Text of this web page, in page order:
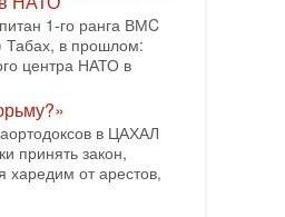
базу в
Иран играет с
Цви Маген,
офицер военной
"Натив",
1-го ранга ВМC
в прошлом:
центра НАТО в
в ЦАХАЛ
принять закон,
от арестов,